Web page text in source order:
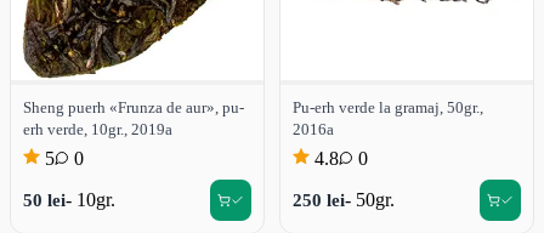
Sheng puerh «Frunza de aur», pu-
erh verde, 10gr., 2019a
5 0
50 lei- 10gr.
Pu-erh verde la gramaj, 50gr.,
2016a
4.8 0
250 lei- 50gr.